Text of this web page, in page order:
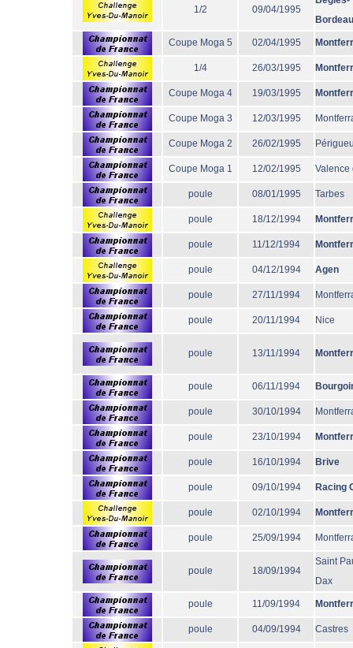
1/2 09/04/1995
Coupe Moga 5 02/04/1995
1/4 26/03/1995
Coupe Moga 4 19/03/1995
Coupe Moga 3 12/03/1995
Coupe Moga 2 26/02/1995
Coupe Moga 1 12/02/1995 Valence
poule 08/01/1995 Tarbes
poule 18/12/1994
poule 11/12/1994
poule 04/12/1994 Agen
poule 27/11/1994
poule 20/11/1994 Nice
poule 13/11/1994
poule 06/11/1994
poule 30/10/1994
poule 23/10/1994
poule 16/10/1994 Brive
poule 09/10/1994 Racing
poule 02/10/1994
poule 25/09/1994
poule 18/09/1994
Saint
Dax
poule 11/09/1994
poule 04/09/1994 Castres